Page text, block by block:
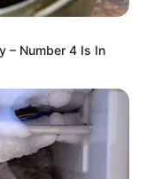
– Number 4 Is In